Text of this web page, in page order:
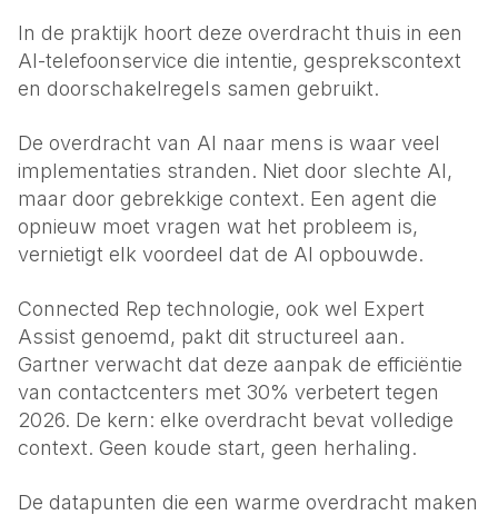
In de praktijk hoort deze overdracht thuis in een
AI-telefoonservice die intentie, gesprekscontext
en doorschakelregels samen gebruikt.
De overdracht van AI naar mens is waar veel
implementaties stranden. Niet door slechte AI,
maar door gebrekkige context. Een agent die
opnieuw moet vragen wat het probleem is,
vernietigt elk voordeel dat de AI opbouwde.
Connected Rep technologie, ook wel Expert
Assist genoemd, pakt dit structureel aan.
Gartner verwacht dat deze aanpak de efficiëntie
van contactcenters met 30% verbetert tegen
2026. De kern: elke overdracht bevat volledige
context. Geen koude start, geen herhaling.
De datapunten die een warme overdracht maken